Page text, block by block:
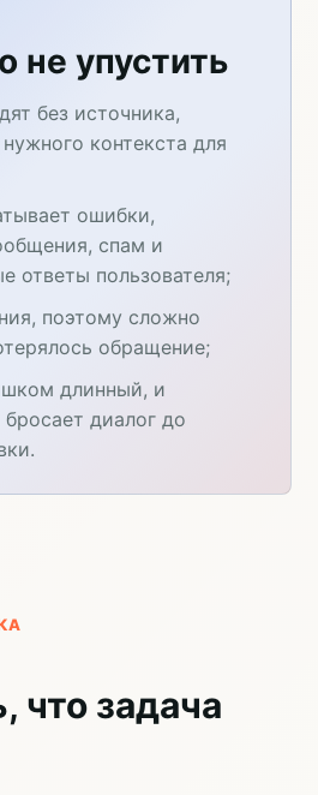
не упустить
без источника,
контекста для
ошибки,
спам и
ответы пользователя;
поэтому сложно
обращение;
длинный, и
бросает диалог до
что задача